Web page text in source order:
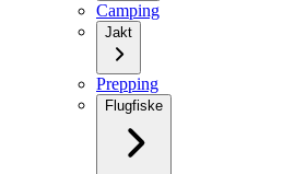
Camping
Jakt
Prepping
Flugfiske